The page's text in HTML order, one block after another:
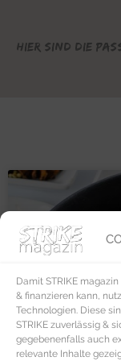
Damit STRIKE
& finanzieren kann,
Technologien. Diese
STRIKE zuverlässig &
gegebenenfalls auch
relevante Inhalte
Hier sind die